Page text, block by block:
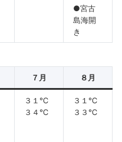
●宮古
島海開
き
７月 ８月
３１℃
３４℃
３１℃
３３℃